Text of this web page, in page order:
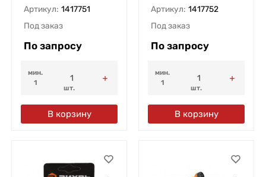
Артикул: 1417751
Под заказ
По запросу
мин.
1
шт.
В корзину
Артикул: 1417752
Под заказ
По запросу
мин.
1
шт.
В корзину